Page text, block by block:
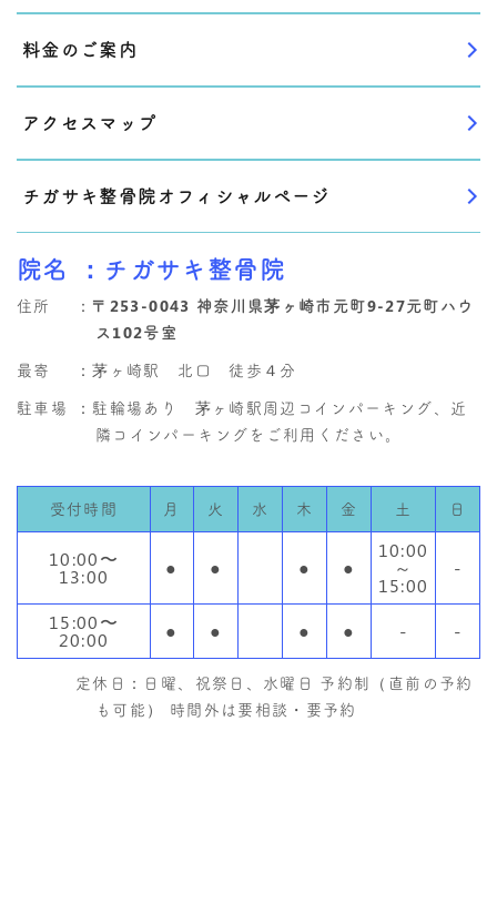
料金のご案内
アクセスマップ
チガサキ整骨院オフィシャルページ
院名 ：チガサキ整骨院
住所 ： 〒253-0043 神奈川県茅ヶ崎市元町9-27元町ハウ
ス102号室
最寄
：茅ヶ崎駅 北口 徒歩４分
駐車場
：駐輪場あり 茅ヶ崎駅周辺コインパーキング、近
隣コインパーキングをご利用ください。
受付時間 月 火 水 木 金 土 日
10:00〜
13:00 ● ● ● ●
10:00
～
15:00
-
15:00〜
20:00 ● ● ● ● - -
定休日：日曜、祝祭日、水曜日 予約制（直前の予約
も可能） 時間外は要相談・要予約